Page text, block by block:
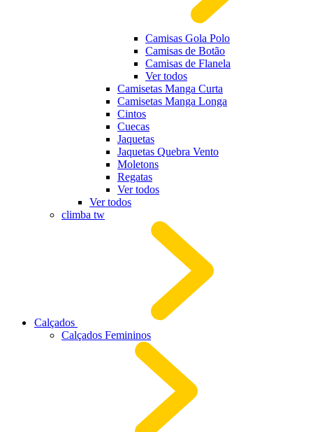
Camisas Gola Polo
Camisas de Botão
Camisas de Flanela
Ver todos
Camisetas Manga Curta
Camisetas Manga Longa
Cintos
Cuecas
Jaquetas
Jaquetas Quebra Vento
Moletons
Regatas
Ver todos
Ver todos
climba tw
Calçados
Calçados Femininos